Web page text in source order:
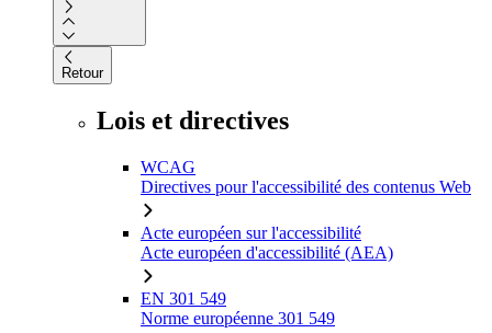
Retour
Lois et directives
WCAG
Directives pour l'accessibilité des contenus Web
Acte européen sur l'accessibilité
Acte européen d'accessibilité (AEA)
EN 301 549
Norme européenne 301 549